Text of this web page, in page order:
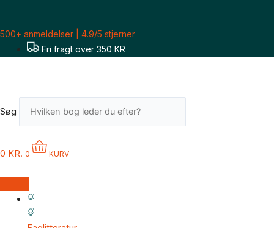
indholdet
500+ anmeldelser | 4.9/5 stjerner
Fri fragt over 350 KR
Søg
0 KR. 0 KURV